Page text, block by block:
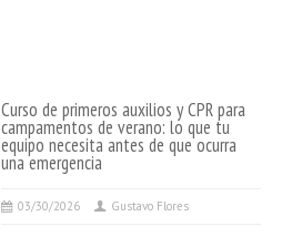
Curso de primeros auxilios y CPR para
campamentos de verano: lo que tu
equipo necesita antes de que ocurra
una emergencia
03/30/2026 Gustavo Flores